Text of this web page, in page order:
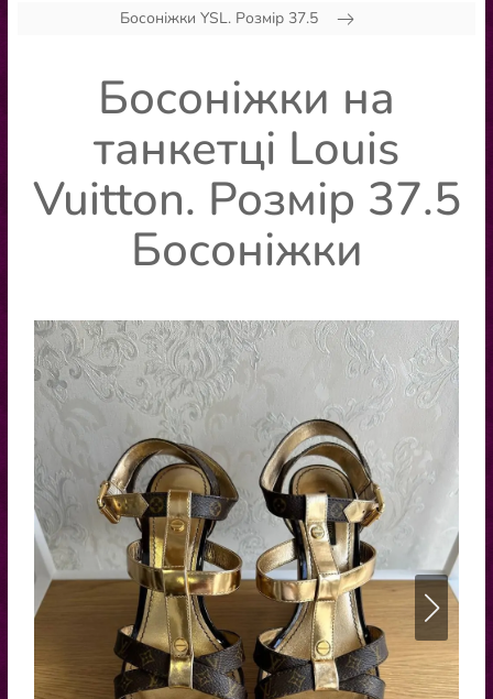
Босоніжки YSL. Розмір 37.5
Босоніжки на
танкетці Louis
Vuitton. Розмір 37.5
Босоніжки